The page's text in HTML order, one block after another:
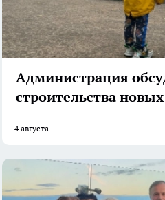
Администрация
строительства
4 августа